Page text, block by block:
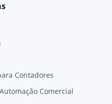
Contadores
Comercial